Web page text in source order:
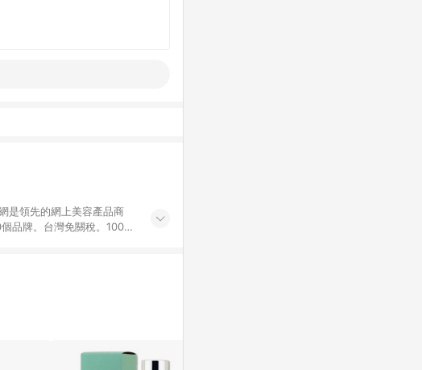
是領先的網上美容產品商
品牌。台灣免關稅。100%